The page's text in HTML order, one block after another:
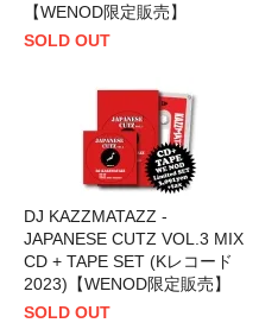
【WENOD限定販売】
SOLD OUT
DJ KAZZMATAZZ -
JAPANESE CUTZ VOL.3 MIX
CD + TAPE SET (Kレコード
2023)【WENOD限定販売】
SOLD OUT